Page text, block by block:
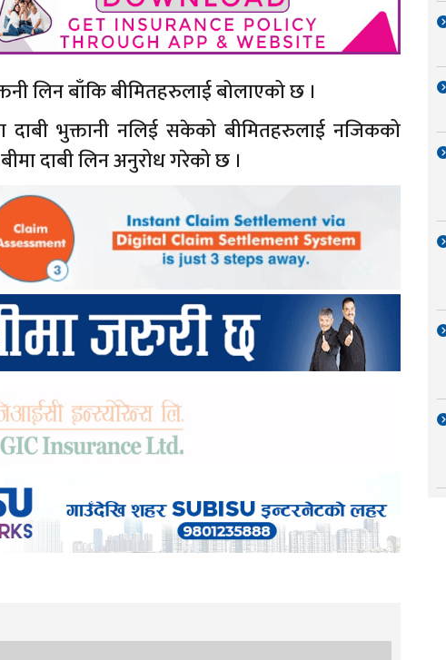
लिन बाँकि बीमितहरुलाई बोलाएको छ ।
दाबी भुक्तानी नलिई सकेको बीमितहरुलाई नजिकको
दाबी लिन अनुरोध गरेको छ ।